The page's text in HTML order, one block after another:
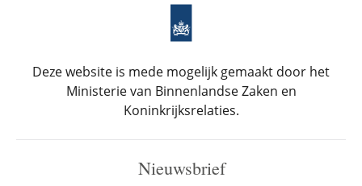
Deze website is mede mogelijk gemaakt door het
Ministerie van Binnenlandse Zaken en
Koninkrijksrelaties.
Nieuwsbrief